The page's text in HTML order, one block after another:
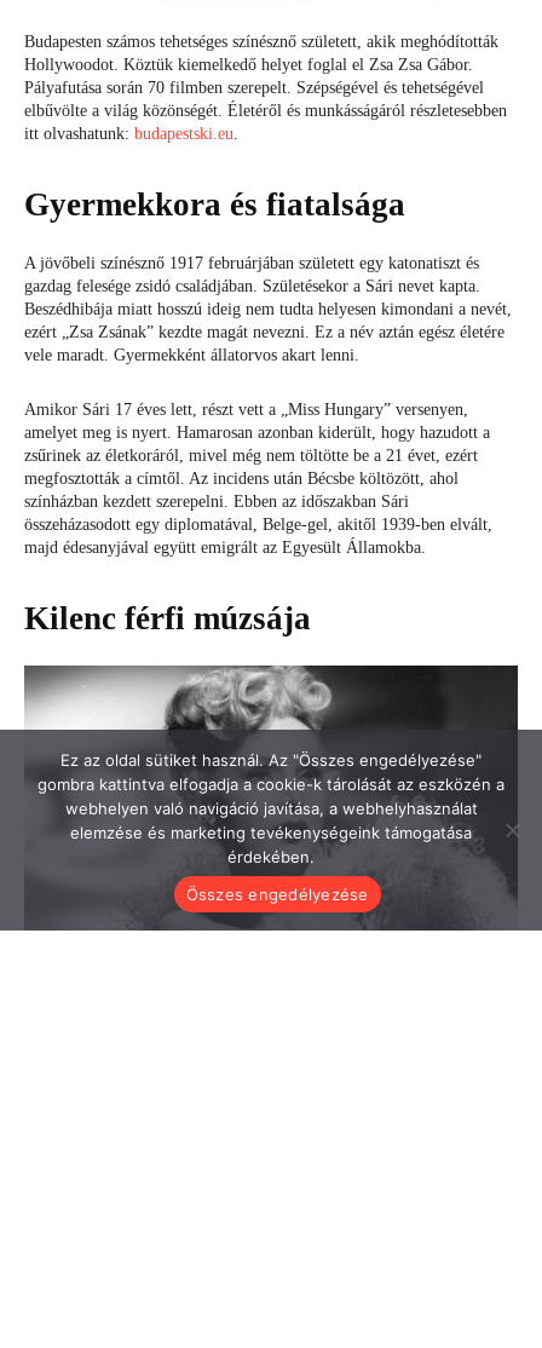
Ez az oldal sütiket használ. Az "Összes engedélyezése"
gombra kattintva elfogadja a cookie-k tárolását az eszközén a
webhelyen való navigáció javítása, a webhelyhasználat
elemzése és marketing tevékenységeink támogatása
érdekében.
Összes engedélyezése